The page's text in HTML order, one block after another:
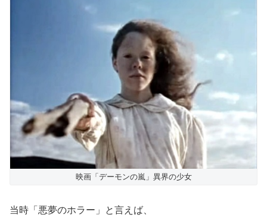
映画「デーモンの嵐」異界の少女
当時「悪夢のホラー」と言えば、